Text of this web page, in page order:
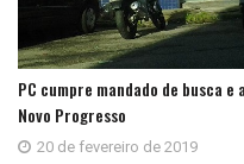
PC cumpre mandado de busca
Novo Progresso
20 de fevereiro de 2019